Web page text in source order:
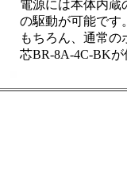
電源には本体内蔵
の駆動が可能
もちろん、通常
芯BR-8A-4C-BK